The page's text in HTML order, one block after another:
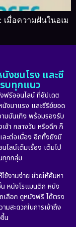
เมื่อความฝันในอเม
งชนโรง และซี
บทุกแนว
ฟรีออนไลน์ ที่อัปเดต
นังมาแรง และซีรีย์ยอด
มบันเทิง พร้อมรองรับ
ช้า กลางวัน หรือดึก ก็
ละต่อเนื่อง อีกทั้งยังมี
ลน์เต็มเรื่อง เต็มไป
ทุกกลุ่ม
งานง่าย ช่วยให้ค้นหา
น หนังโรแมนติก หนัง
เลือก ดูหนังฟรี ได้ตรง
มสะดวกในการเข้าถึง
น